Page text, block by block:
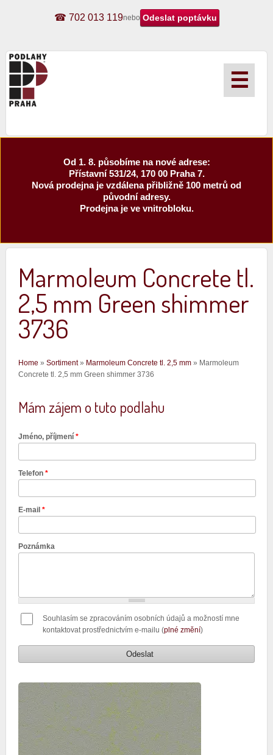
☎ 702 013 119nebo
☰
Od 1. 8. působíme na nové adrese:
Přístavní 531/24, 170 00 Praha 7.
Nová prodejna je vzdálena přibližně 100 metrů od
původní adresy.
Prodejna je ve vnitrobloku.
Marmoleum Concrete tl.
2,5 mm Green shimmer
3736
Jste zde
Home » Sortiment» Marmoleum Concrete tl. 2,5 mm » Marmoleum
Concrete tl. 2,5 mm Green shimmer 3736
Mám zájem o tuto podlahu
Jméno, příjmení *
Telefon *
E-mail *
Poznámka
Souhlasím se zpracováním osobních údajů a možností mne
kontaktovat prostřednictvím e-mailu (plné změní)